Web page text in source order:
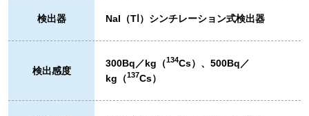
検出器 NaI（Tⅼ）シンチレーション式検出器
検出感度
300Bq／kg（134Cs）、500Bq／
kg（137Cs）